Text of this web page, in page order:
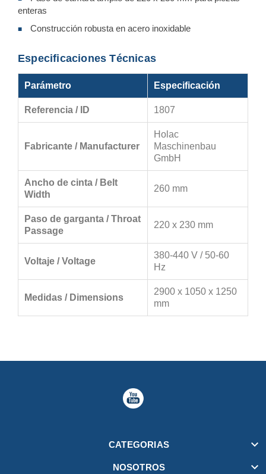
enteras
■ Construcción robusta en acero inoxidable
Especificaciones Técnicas
Parámetro Especificación
Referencia / ID 1807
Fabricante / Manufacturer
Holac
Maschinenbau
GmbH
Ancho de cinta / Belt
Width
260 mm
Paso de garganta / Throat
Passage
220 x 230 mm
Voltaje / Voltage
380-440 V / 50-60
Hz
Medidas / Dimensions
2900 x 1050 x 1250
mm
CATEGORIAS 
NOSOTROS 